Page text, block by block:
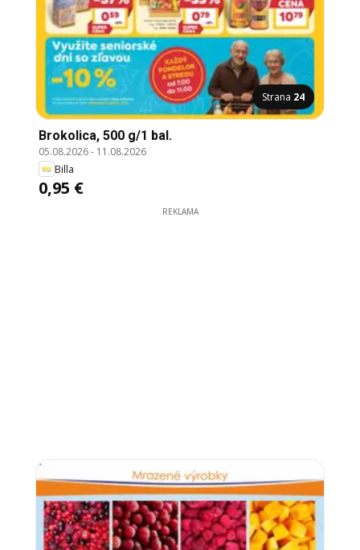
Strana 24
Brokolica, 500 g/1 bal.
05.08.2026- 11.08.2026
Billa
0,95 €
REKLAMA